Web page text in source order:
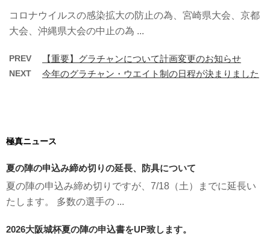
コロナウイルスの感染拡大の防止の為、宮崎県大会、京都
大会、沖縄県大会の中止の為 ...
PREV 【重要】グラチャンについて計画変更のお知らせ
NEXT 今年のグラチャン・ウエイト制の日程が決まりました
極真ニュース
夏の陣の申込み締め切りの延長、防具について
夏の陣の申込み締め切りですが、7/18（土）までに延長い
たします。 多数の選手の ...
2026大阪城杯夏の陣の申込書をUP致します。